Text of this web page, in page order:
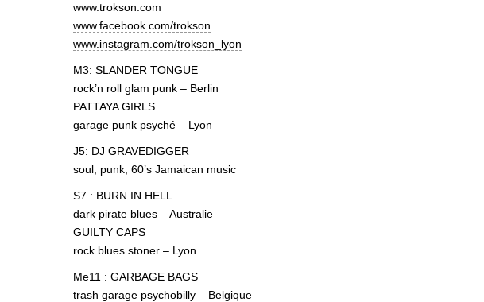
www.trokson.com
www.facebook.com/trokson
www.instagram.com/trokson_lyon
M3: SLANDER TONGUE
rock’n roll glam punk – Berlin
PATTAYA GIRLS
garage punk psyché – Lyon
J5: DJ GRAVEDIGGER
soul, punk, 60’s Jamaican music
S7 : BURN IN HELL
dark pirate blues – Australie
GUILTY CAPS
rock blues stoner – Lyon
Me11 : GARBAGE BAGS
trash garage psychobilly – Belgique